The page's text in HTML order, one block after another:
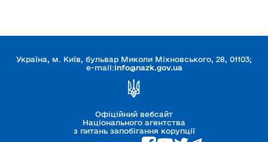
81. Декларування відомостей про земельну
ділянку під об’єктом нерухомості
82. Декларування житлабез закріплення
83. Як відобразити в декларації відомості про
Україна, м. Київ, бульвар Миколи Міхновського, 28, 01103;
e-mail:info@nazk.gov.ua
Офіційний вебсайт
Національного агентства
з питань запобігання корупції